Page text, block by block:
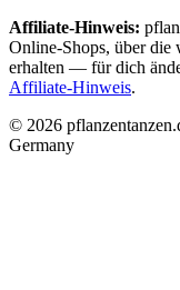
Affiliate-Hinweis:
Online-Shops, über die
erhalten — für dich
Affiliate-Hinweis.
© 2026
Germany